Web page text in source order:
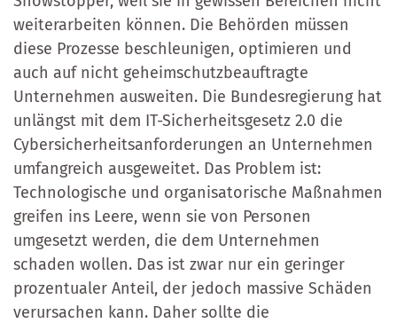
weiterarbeiten können. Die Behörden müssen
diese Prozesse beschleunigen, optimieren und
auch auf nicht geheimschutzbeauftragte
Unternehmen ausweiten. Die Bundesregierung hat
unlängst mit dem IT-Sicherheitsgesetz 2.0 die
Cybersicherheitsanforderungen an Unternehmen
umfangreich ausgeweitet. Das Problem ist:
Technologische und organisatorische Maßnahmen
greifen ins Leere, wenn sie von Personen
umgesetzt werden, die dem Unternehmen
schaden wollen. Das ist zwar nur ein geringer
prozentualer Anteil, der jedoch massive Schäden
verursachen kann. Daher sollte die